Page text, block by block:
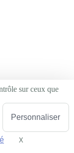
sur ceux que
Personnaliser
X